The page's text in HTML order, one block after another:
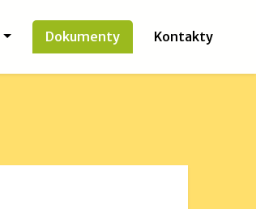
Dokumenty Kontakty